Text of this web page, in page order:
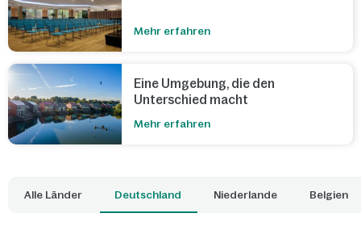
Mehr erfahren
Eine Umgebung, die den
Unterschied macht
Mehr erfahren
Alle Länder Deutschland Niederlande Belgien